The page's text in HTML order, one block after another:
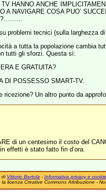
HANNO ANCHE
A NAVIGARE COSA PUO’
problemi tecnici (sulla larghezza
a tutta la popolazione cambia
tutti gli sforzi. Questa sì:
E GRATUITA?
DI POSSESSO SMART-TV.
ricezione? Un altro punto da
di un centesimo il costo del
effetti è stato fatto fin d’ora.
di Vittorio Bertola - Informativa privacy e cookie
licenza Creative Commons Attribuzione -